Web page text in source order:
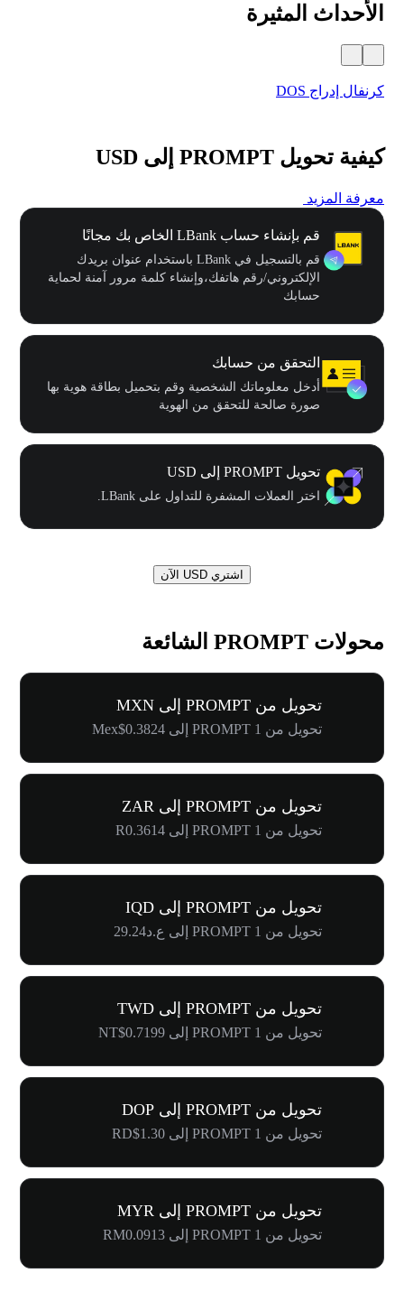
الأحداث المثيرة
كرنفال إدراج DOS
كيفية تحويل PROMPT إلى USD
معرفة المزيد
قم بإنشاء حساب LBank الخاص بك مجانًا
قم بالتسجيل في LBank باستخدام عنوان بريدك
الإلكتروني/رقم هاتفك،وإنشاء كلمة مرور آمنة لحماية
حسابك
التحقق من حسابك
أدخل معلوماتك الشخصية وقم بتحميل بطاقة هوية بها
صورة صالحة للتحقق من الهوية
تحويل PROMPT إلى USD
اختر العملات المشفرة للتداول على LBank.
اشتري USD الآن
محولات PROMPT الشائعة
تحويل من PROMPT إلى MXN
تحويل من 1 PROMPT إلى Mex$0.3824
تحويل من PROMPT إلى ZAR
تحويل من 1 PROMPT إلى R0.3614
تحويل من PROMPT إلى IQD
تحويل من 1 PROMPT إلى ع.د29.24
تحويل من PROMPT إلى TWD
تحويل من 1 PROMPT إلى NT$0.7199
تحويل من PROMPT إلى DOP
تحويل من 1 PROMPT إلى RD$1.30
تحويل من PROMPT إلى MYR
تحويل من 1 PROMPT إلى RM0.0913